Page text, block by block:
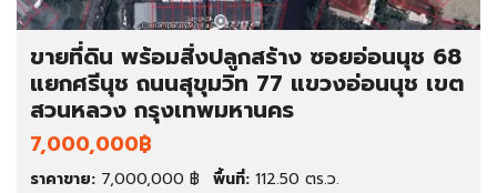
ขายที่ดิน พร้อมสิ่งปลูกสร้าง ซอยอ่อนนุช 68
แยกศรีนุช ถนนสุขุมวิท 77 แขวงอ่อนนุช เขต
สวนหลวง กรุงเทพมหานคร
7,000,000฿
ราคาขาย: 7,000,000 ฿ พื้นที่: 112.50 ตร.ว.